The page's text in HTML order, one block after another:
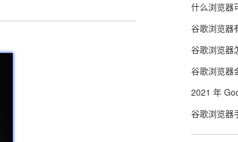
什么浏览器
谷歌浏览器
谷歌浏览器
谷歌浏览器
谷歌浏览器